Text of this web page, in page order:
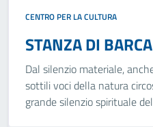
CENTRO PER LA CULTURA
STANZA DI
Dal silenzio materiale,
sottili voci della natura
grande silenzio spirituale